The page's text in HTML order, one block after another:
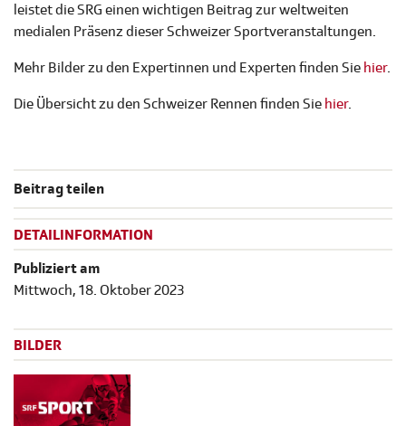
leistet die SRG einen wichtigen Beitrag zur weltweiten
medialen Präsenz dieser Schweizer Sportveranstaltungen.
Mehr Bilder zu den Expertinnen und Experten finden Sie hier.
Die Übersicht zu den Schweizer Rennen finden Sie hier.
Beitrag teilen
DETAILINFORMATION
Publiziert am
Mittwoch, 18. Oktober 2023
BILDER